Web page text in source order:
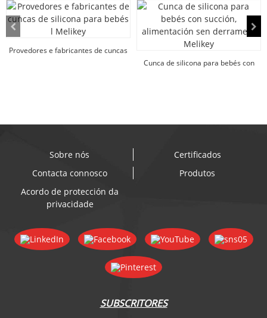
Provedores e fabricantes de cuncas
Cunca de silicona para bebés con
Sobre nós
Certificados
Contacta connosco
Produtos
Acordo de protección da
privacidade
SUBSCRITORES